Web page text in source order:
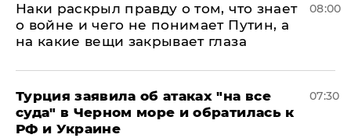
Наки раскрыл правду о том, что знает
о войне и чего не понимает Путин, а
на какие вещи закрывает глаза
08:00
Турция заявила об атаках "на все
суда" в Черном море и обратилась к
РФ и Украине
07:30